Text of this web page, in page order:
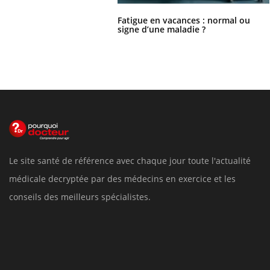
Fatigue en vacances : normal ou
signe d’une maladie ?
Le site santé de référence avec chaque jour toute l'actualité
médicale decryptée par des médecins en exercice et les
conseils des meilleurs spécialistes.